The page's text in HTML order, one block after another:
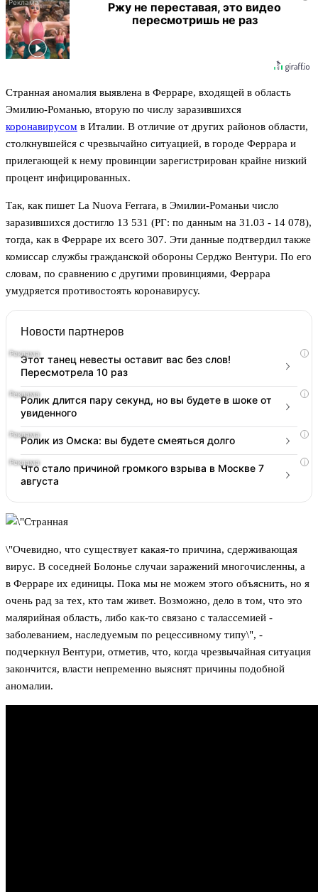
Ржу не переставая, это видео
пересмотришь не раз
Странная аномалия выявлена в Ферраре, входящей в область
Эмилию-Романью, вторую по числу заразившихся
коронавирусом в Италии. В отличие от других районов области,
столкнувшейся с чрезвычайно ситуацией, в городе Феррара и
прилегающей к нему провинции зарегистрирован крайне низкий
процент инфицированных.
Так, как пишет La Nuova Ferrara, в Эмилии-Романьи число
заразившихся достигло 13 531 (РГ: по данным на 31.03 - 14 078),
тогда, как в Ферраре их всего 307. Эти данные подтвердил также
комиссар службы гражданской обороны Серджо Вентури. По его
словам, по сравнению с другими провинциями, Феррара
умудряется противостоять коронавирусу.
Новости партнеров
i
Этот танец невесты оставит вас без слов!
Пересмотрела 10 раз
i
Ролик длится пару секунд, но вы будете в шоке от
увиденного
i
Ролик из Омска: вы будете смеяться долго
i
Что стало причиной громкого взрыва в Москве 7
августа
\"Очевидно, что существует какая-то причина, сдерживающая
вирус. В соседней Болонье случаи заражений многочисленны, а
в Ферраре их единицы. Пока мы не можем этого объяснить, но я
очень рад за тех, кто там живет. Возможно, дело в том, что это
малярийная область, либо как-то связано с талассемией -
заболеванием, наследуемым по рецессивному типу\", -
подчеркнул Вентури, отметив, что, когда чрезвычайная ситуация
закончится, власти непременно выяснят причины подобной
аномалии.